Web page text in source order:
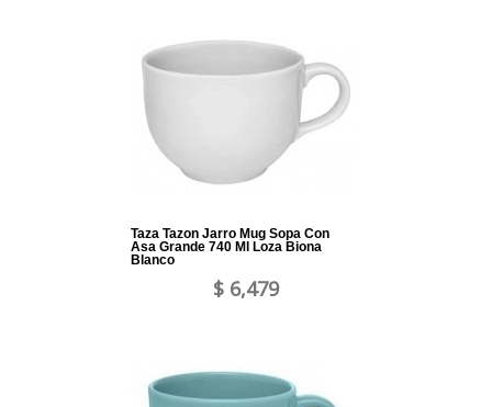
Taza Tazon Jarro Mug Sopa Con
Asa Grande 740 Ml Loza Biona
Blanco
$ 6,479